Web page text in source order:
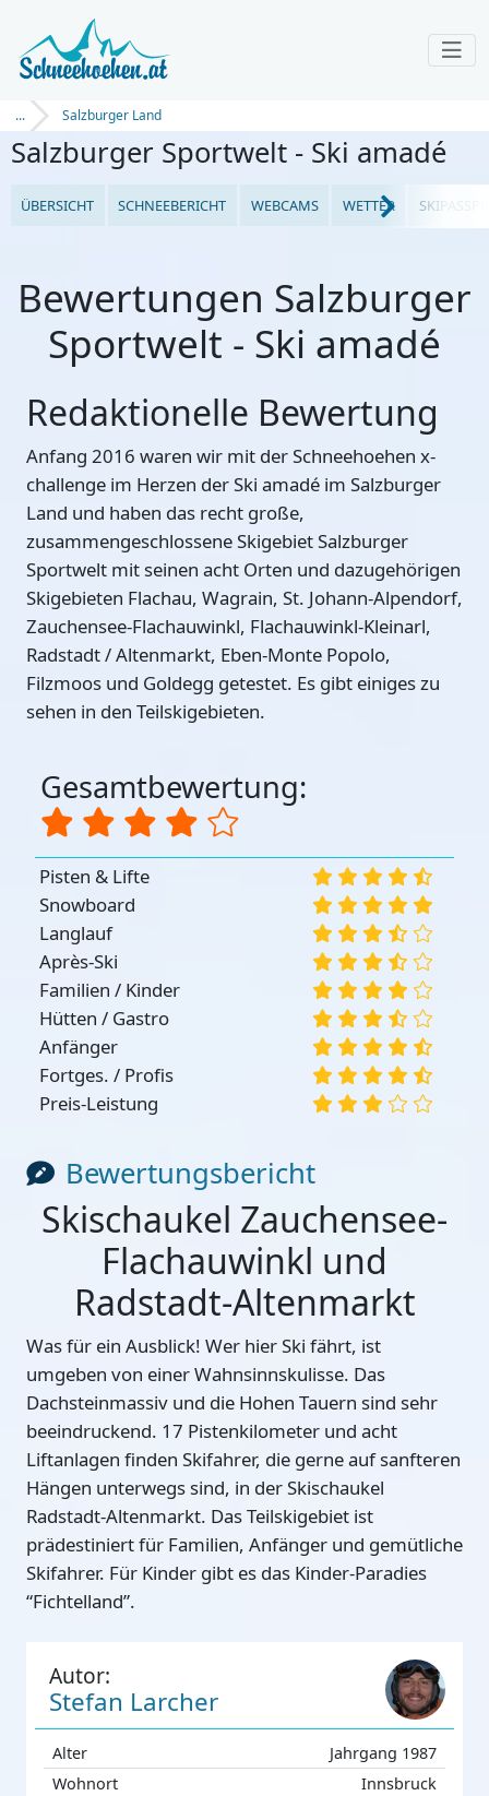
... Salzburger Land
Salzburger Sportwelt - Ski amadé
ÜBERSICHT SCHNEEBERICHT WEBCAMS WETTER
Bewertungen Salzburger
Sportwelt - Ski amadé
Redaktionelle Bewertung
Anfang 2016 waren wir mit der Schneehoehen x-
challenge im Herzen der Ski amadé im Salzburger
Land und haben das recht große,
zusammengeschlossene Skigebiet Salzburger
Sportwelt mit seinen acht Orten und dazugehörigen
Skigebieten Flachau, Wagrain, St. Johann-Alpendorf,
Zauchensee-Flachauwinkl, Flachauwinkl-Kleinarl,
Radstadt / Altenmarkt, Eben-Monte Popolo,
Filzmoos und Goldegg getestet. Es gibt einiges zu
sehen in den Teilskigebieten.
Gesamtbewertung:
Pisten & Lifte
Snowboard
Langlauf
Après-Ski
Familien / Kinder
Hütten / Gastro
Anfänger
Fortges. / Profis
Preis-Leistung
Bewertungsbericht
Skischaukel Zauchensee-
Flachauwinkl und
Radstadt-Altenmarkt
Was für ein Ausblick! Wer hier Ski fährt, ist
umgeben von einer Wahnsinnskulisse. Das
Dachsteinmassiv und die Hohen Tauern sind sehr
beeindruckend. 17 Pistenkilometer und acht
Liftanlagen finden Skifahrer, die gerne auf sanfteren
Hängen unterwegs sind, in der Skischaukel
Radstadt-Altenmarkt. Das Teilskigebiet ist
prädestiniert für Familien, Anfänger und gemütliche
Skifahrer. Für Kinder gibt es das Kinder-Paradies
“Fichtelland”.
Autor:
Stefan Larcher
Alter
Jahrgang 1987
Wohnort
Innsbruck